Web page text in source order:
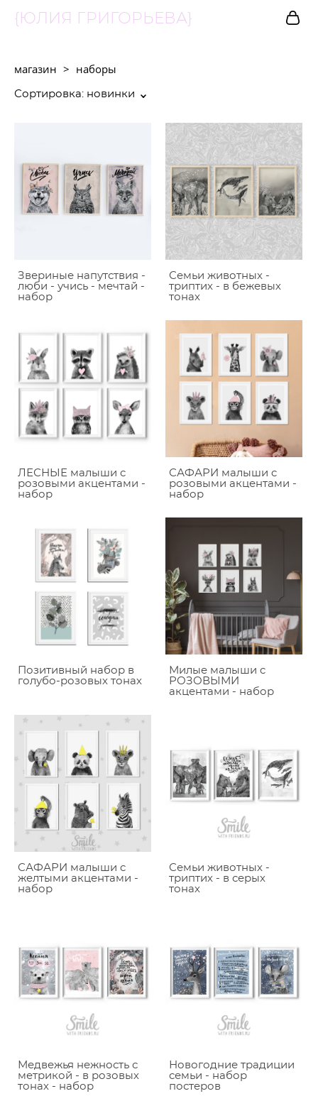
{ЮЛИЯ ГРИГОРЬЕВА}
магазин > наборы
Сортировка: новинки
Звериные напутствия -
люби - учись - мечтай -
набор
Семьи животных -
триптих - в бежевых
тонах
ЛЕСНЫЕ малыши c
розовыми акцентами -
набор
САФАРИ малыши c
розовыми акцентами -
набор
Позитивный набор в
голубо-розовых тонах
Милые малыши c
РОЗОВЫМИ
акцентами - набор
САФАРИ малыши c
желтыми акцентами -
набор
Семьи животных -
триптих - в серых
тонах
Медвежья нежность с
метрикой - в розовых
тонах - набор
Новогодние традиции
семьи - набор
постеров